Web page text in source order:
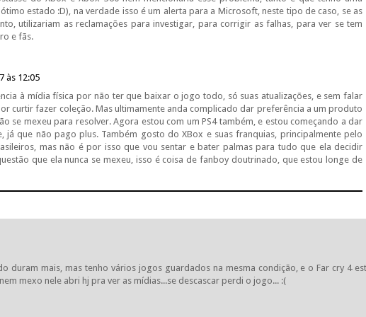
estado :D), na verdade isso é um alerta para a Microsoft, neste tipo de caso, se as
utilizariam as reclamações para investigar, para corrigir as falhas, para ver se tem
e fãs.
às 12:05
à mídia física por não ter que baixar o jogo todo, só suas atualizações, e sem falar
curtir fazer coleção. Mas ultimamente anda complicado dar preferência a um produto
se mexeu para resolver. Agora estou com um PS4 também, e estou começando a dar
que não pago plus. Também gosto do XBox e suas franquias, principalmente pelo
mas não é por isso que vou sentar e bater palmas para tudo que ela decidir
que ela nunca se mexeu, isso é coisa de fanboy doutrinado, que estou longe de
duram mais, mas tenho vários jogos guardados na mesma condição, e o Far cry 4
mexo nele abri hj pra ver as mídias...se descascar perdi o jogo... :(